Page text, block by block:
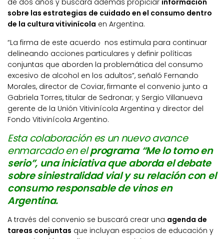
de dos años y buscará además propiciar información
sobre las estrategias de cuidado en el consumo dentro
de la cultura vitivinícola en Argentina.
“La firma de este acuerdo nos estimula para continuar
delineando acciones particulares y definir políticas
conjuntas que aborden la problemática del consumo
excesivo de alcohol en los adultos”, señaló Fernando
Morales, director de Coviar, firmante el convenio junto a
Gabriela Torres, titular de Sedronar; y Sergio Villanueva
gerente de la Unión Vitivinícola Argentina y director del
Fondo Vitivinícola Argentino.
Esta colaboración es un nuevo avance
enmarcado en elprograma “Me lo tomo en
serio”, una iniciativa que aborda el debate
sobre siniestralidad vial y su relación con el
consumo responsable de vinos en
Argentina.
A través del convenio se buscará crear una agenda de
tareas conjuntas que incluyan espacios de educación y